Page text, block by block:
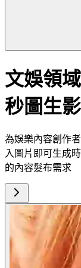
文娛領
秒圖生
為娛樂內容創作
入圖片即可生成
的內容髮布需求